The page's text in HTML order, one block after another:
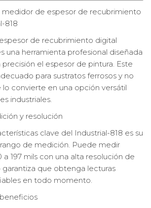
medidor de espesor de recubrimiento
818
de recubrimiento digital
una herramienta profesional diseñada
el espesor de pintura. Este
para sustratos ferrosos y no
lo convierte en una opción versátil
industriales.
y resolución
clave del Industrial-818 es su
de medición. Puede medir
a 197 mils con una alta resolución de
garantiza que obtenga lecturas
en todo momento.